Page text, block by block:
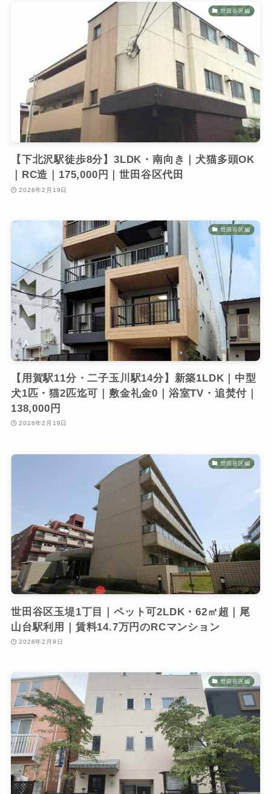
世田谷区編
【下北沢駅徒歩8分】3LDK・南向き｜犬猫多頭OK
｜RC造｜175,000円｜世田谷区代田
2026年2月19日
世田谷区編
【用賀駅11分・二子玉川駅14分】新築1LDK｜中型
犬1匹・猫2匹迄可｜敷金礼金0｜浴室TV・追焚付｜
138,000円
2026年2月19日
世田谷区編
世田谷区玉堤1丁目｜ペット可2LDK・62㎡超｜尾
山台駅利用｜賃料14.7万円のRCマンション
2026年2月9日
世田谷区編